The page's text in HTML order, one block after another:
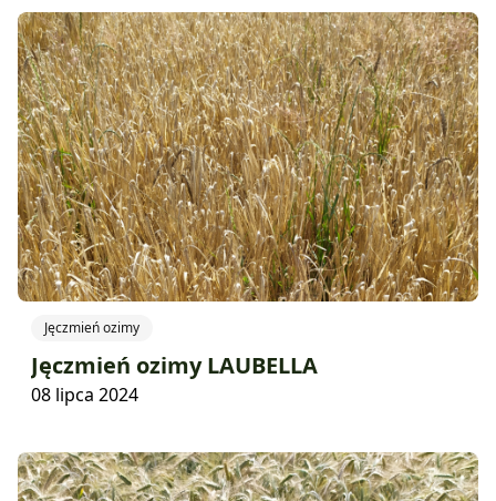
Jęczmień ozimy
Jęczmień ozimy LAUBELLA
08 lipca 2024